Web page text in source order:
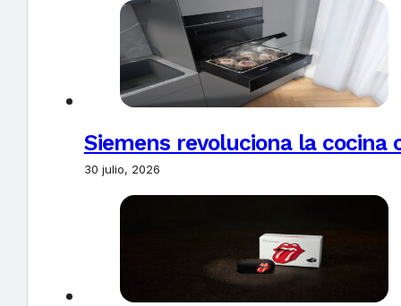
Siemens revoluciona la
30 julio, 2026